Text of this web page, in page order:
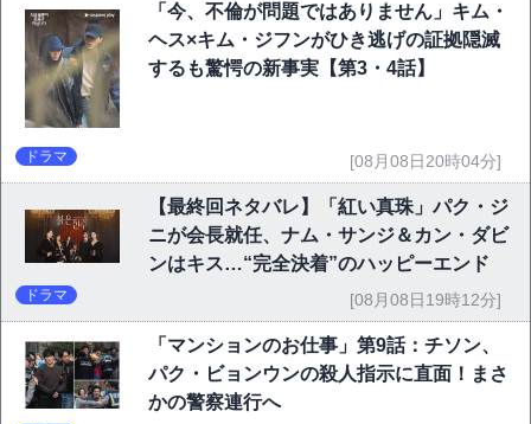
「今、不倫が問題ではありません」キム・
ヘス×キム・ジフンがひき逃げの証拠隠滅
するも驚愕の新事実【第3・4話】
ドラマ [08月08日20時04分]
【最終回ネタバレ】「紅い真珠」パク・ジ
ニが会長就任、ナム・サンジ＆カン・ダビ
ンはキス…“完全決着”のハッピーエンド
ドラマ [08月08日19時12分]
「マンションのお仕事」第9話：チソン、
パク・ビョンウンの殺人指示に直面！まさ
かの警察連行へ